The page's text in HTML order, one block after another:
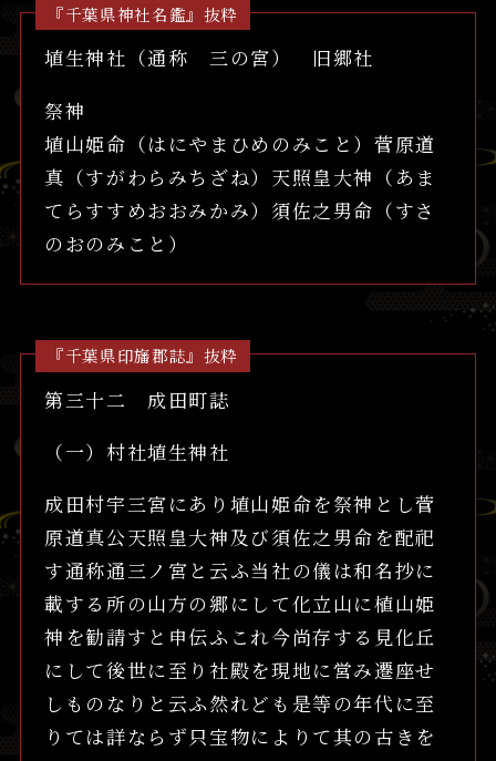
『千葉県神社名鑑』抜粋
埴生神社（通称 三の宮） 旧郷社
祭神
埴山姫命（はにやまひめのみこと）菅原道
真（すがわらみちざね）天照皇大神（あま
てらすすめおおみかみ）須佐之男命（すさ
のおのみこと）
『千葉県印旛郡誌』抜粋
第三十二 成田町誌
（一）村社埴生神社
成田村宇三宮にあり埴山姫命を祭神とし菅
原道真公天照皇大神及び須佐之男命を配祀
す通称通三ノ宮と云ふ当社の儀は和名抄に
載する所の山方の郷にして化立山に植山姫
神を勧請すと申伝ふこれ今尚存する見化丘
にして後世に至り社殿を現地に営み遷座せ
しものなりと云ふ然れども是等の年代に至
りては詳ならず只宝物によりて其の古きを